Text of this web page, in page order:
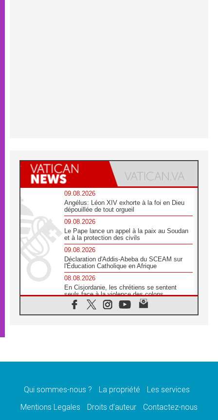
09.08.2026
Angélus: Léon XIV exhorte à la foi en Dieu
dépouillée de tout orgueil
09.08.2026
Le Pape lance un appel à la paix au Soudan
et à la protection des civils
09.08.2026
Déclaration d'Addis-Abeba du SCEAM sur
l'Éducation Catholique en Afrique
08.08.2026
En Cisjordanie, les chrétiens se sentent
seuls face à la violence des colons
08.08.2026
Léon XIV au sanctuaire de Notre Dame du
08.08.2026
08.08.2026
catholiques
Qui sommes-nous ? La propriété
Les services
Mentions Legales
Droits d’auteur Contactez-nous